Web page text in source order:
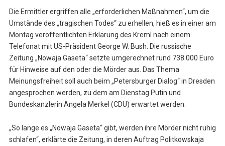
Die Ermittler ergriffen alle „erforderlichen Maßnahmen“, um die
Umstände des „tragischen Todes“ zu erhellen, hieß es in einer am
Montag veröffentlichten Erklärung des Kreml nach einem
Telefonat mit US-Präsident George W. Bush. Die russische
Zeitung „Nowaja Gaseta“ setzte umgerechnet rund 738.000 Euro
für Hinweise auf den oder die Mörder aus. Das Thema
Meinungsfreiheit soll auch beim „Petersburger Dialog“ in Dresden
angesprochen werden, zu dem am Dienstag Putin und
Bundeskanzlerin Angela Merkel (CDU) erwartet werden.
„So lange es „Nowaja Gaseta“ gibt, werden ihre Mörder nicht ruhig
schlafen“, erklärte die Zeitung, in deren Auftrag Politkowskaja